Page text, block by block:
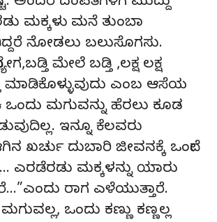
ಮಕ್ಕಳು ಮನೆ ತುಂಬಾ
ನೋಡಲು ಬಲುಸೊಗಸು.
ಮೇಲೆ ಬಡ್ತಿ ,ಲಕ್ಷ ಲಕ್ಷ
ಮಾಡಿಕೊಳ್ಳುವುದು ಎಂಬ ಆಸೆಯ
ಒಂದು ಮಗುವನ್ನು ಹೆರಲು ಕೂಡ
ಇನ್ನೂ ಕೆಲವರು
ಖರ್ಚು ದುಬಾರಿ ಜೀವನಕ್ಕೆ ಒಂದೇ
ಎರಡೆರಡು ಮಕ್ಕಳನ್ನು ಯಾರು
ರಾಗ ಎಳೆಯುತ್ತಾರೆ.
ಒಂದು ಕಣ್ಣು ಕಣ್ಣಲ್ಲ